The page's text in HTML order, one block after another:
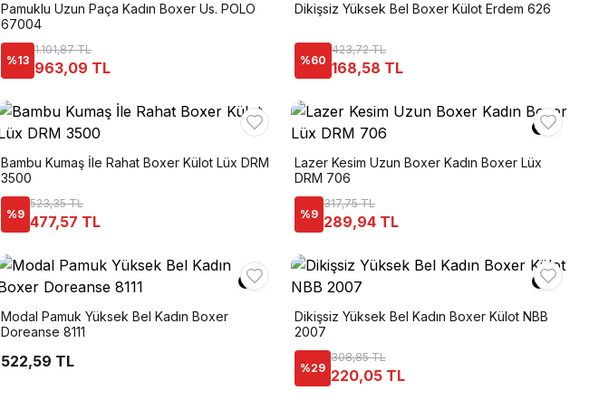
Pamuklu Uzun Paça Kadın Boxer Us. POLO
67004
%13
1.101,87 TL
963,09 TL
Dikişsiz Yüksek Bel Boxer Külot Erdem 626
%60
423,72 TL
168,58 TL
Bambu Kumaş İle Rahat Boxer Külot Lüx DRM
3500
%9
523,35 TL
477,57 TL
Lazer Kesim Uzun Boxer Kadın Boxer Lüx
DRM 706
%9
317,75 TL
289,94 TL
Modal Pamuk Yüksek Bel Kadın Boxer
Doreanse 8111
522,59 TL
Dikişsiz Yüksek Bel Kadın Boxer Külot NBB
2007
%29
308,85 TL
220,05 TL